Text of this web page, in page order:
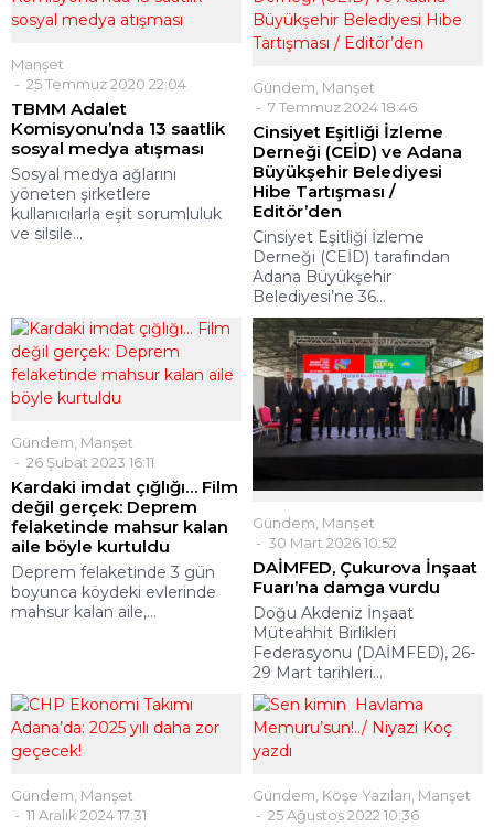
Manşet
25 Temmuz 2020 22:04
TBMM Adalet
Komisyonu’nda 13 saatlik
sosyal medya atışması
Sosyal medya ağlarını
yöneten şirketlere
kullanıcılarla eşit sorumluluk
ve silsile...
Gündem Manşet
7 Temmuz 2024 18:46
Cinsiyet Eşitliği İzleme
Derneği (CEİD) ve Adana
Büyükşehir Belediyesi
Hibe Tartışması /
Editör’den
Cinsiyet Eşitliği İzleme
Derneği (CEİD) tarafından
Adana Büyükşehir
Belediyesi’ne 36...
Gündem Manşet
26 Şubat 2023 16:11
Kardaki imdat çığlığı… Film
değil gerçek: Deprem
felaketinde mahsur kalan
aile böyle kurtuldu
Deprem felaketinde 3 gün
boyunca köydeki evlerinde
mahsur kalan aile,...
Gündem Manşet
30 Mart 2026 10:52
DAİMFED, Çukurova İnşaat
Fuarı’na damga vurdu
Doğu Akdeniz İnşaat
Müteahhit Birlikleri
Federasyonu (DAİMFED), 26-
29 Mart tarihleri...
Gündem Manşet
11 Aralık 2024 17:31
Gündem Köşe Yazıları Manşet
25 Ağustos 2022 10:36